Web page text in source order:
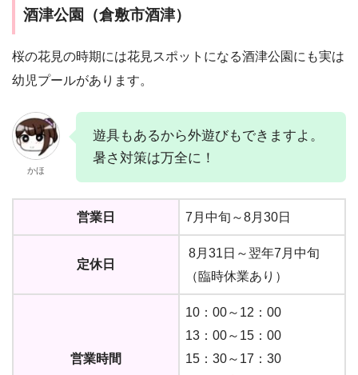
酒津公園（倉敷市酒津）
桜の花見の時期には花見スポットになる酒津公園にも実は
幼児プールがあります。
かほ
遊具もあるから外遊びもできますよ。
暑さ対策は万全に！
営業日 7月中旬～8月30日
定休日
8月31日～翌年7月中旬
（臨時休業あり）
営業時間
10：00～12：00
13：00～15：00
15：30～17：30